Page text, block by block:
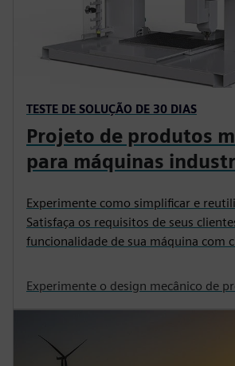
TESTE DE SOLUÇÃO DE 30 DIAS
Projeto de produtos
para máquinas
Experimente como simplificar e
Satisfaça os requisitos de seus
funcionalidade de sua máquina com
Experimente o design mecânico de